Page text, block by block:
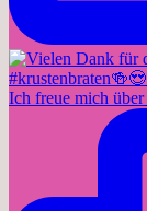
Ich freue mich